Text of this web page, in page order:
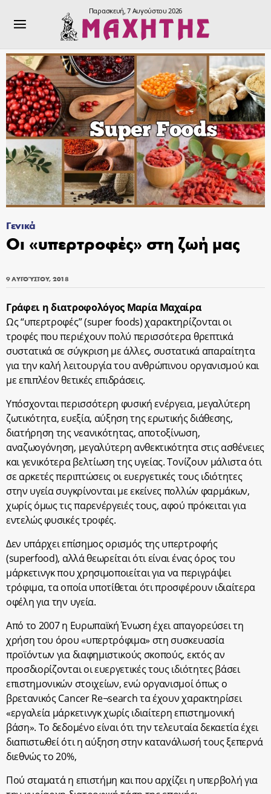
Παρασκευή, 7 Αυγούστου 2026
Γενικά
Οι «υπερτροφές» στη ζωή μας
9 ΑΥΓΟΎΣΤΟΥ, 2018
Γράφει η διατροφολόγος Μαρία Μαχαίρα
Ως “υπερτροφές” (super foods) χαρακτηρίζονται οι
τροφές που περιέχουν πολύ περισσότερα θρεπτικά
συστατικά σε σύγκριση με άλλες, συστατικά απαραίτητα
για την καλή λειτουργία του ανθρώπινου οργανισμού και
με επιπλέον θετικές επιδράσεις.
Υπόσχονται περισσότερη φυσική ενέργεια, μεγαλύτερη
ζωτικότητα, ευεξία, αύξηση της ερωτικής διάθεσης,
διατήρηση της νεανικότητας, αποτοξίνωση,
αναζωογόνηση, μεγαλύτερη ανθεκτικότητα στις ασθένειες
και γενικότερα βελτίωση της υγείας. Τονίζουν μάλιστα ότι
σε αρκετές περιπτώσεις οι ευεργετικές τους ιδιότητες
στην υγεία συγκρίνονται με εκείνες πολλών φαρμάκων,
χωρίς όμως τις παρενέργειές τους, αφού πρόκειται για
εντελώς φυσικές τροφές.
Δεν υπάρχει επίσημος ορισμός της υπερτροφής
(superfood), αλλά θεωρείται ότι είναι ένας όρος του
μάρκετινγκ που χρησιμοποιείται για να περιγράψει
τρόφιμα, τα οποία υποτίθεται ότι προσφέρουν ιδιαίτερα
οφέλη για την υγεία.
Από το 2007 η Ευρωπαϊκή Ένωση έχει απαγορεύσει τη
χρήση του όρου «υπερτρόφιμα» στη συσκευασία
προϊόντων για διαφημιστικούς σκοπούς, εκτός αν
προσδιορίζονται οι ευεργετικές τους ιδιότητες βάσει
επιστημονικών στοιχείων, ενώ οργανισμοί όπως ο
βρετανικός Cancer Re¬search τα έχουν χαρακτηρίσει
«εργαλεία μάρκετινγκ χωρίς ιδιαίτερη επιστημονική
βάση». Το δεδομένο είναι ότι την τελευταία δεκαετία έχει
διαπιστωθεί ότι η αύξηση στην κατανάλωσή τους ξεπερνά
διεθνώς το 20%,
Πού σταματά η επιστήμη και που αρχίζει η υπερβολή για